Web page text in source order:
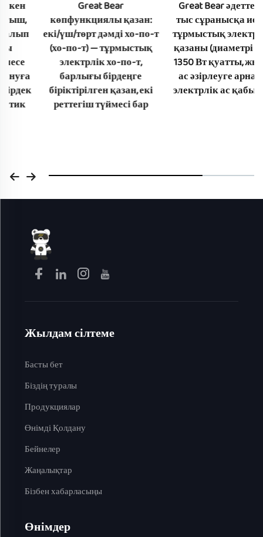
Great Bear
көпфункциялы қазан:
екі/үш/төрт дәмді хо-по-т
(хо-по-т) — тұрмыстық
электрлік хо-по-т,
барлығы бірдеңге
біріктірілген қазан, екі
реттегіш түймесі бар
Great Bear әдеттегіден
тыс сұранысқа ие 110 В
тұрмыстық электрлік бу
қазаны (диаметрі 26 см),
1350 Вт қуатты, жылдам
ас әзірлеуге арналған
электрлік ас қабырғасы
Жылдам сілтеме
Басты бет
Біздің туралы
Продукциялар
Өнімді Қолдану
Бейнелер
Жаңалықтар
Бізбен хабарласыңы
Өнімдер